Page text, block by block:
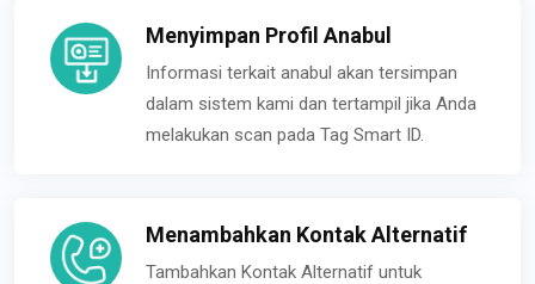
Menyimpan Profil Anabul
Informasi terkait anabul akan tersimpan
dalam sistem kami dan tertampil jika Anda
melakukan scan pada Tag Smart ID.
Menambahkan Kontak Alternatif
Tambahkan Kontak Alternatif untuk